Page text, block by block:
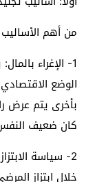
من أهم
1- الإغراء
الوضع
بأخرى يتم عرض
كان ضعيف
2- سياسة
خلال ابتزاز